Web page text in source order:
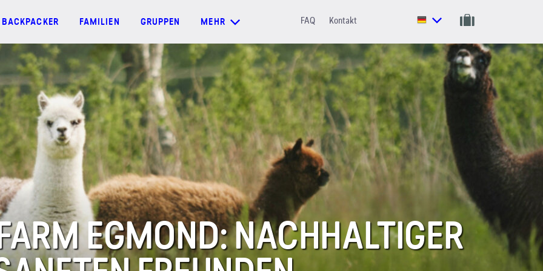
BACKPACKER FAMILIEN GRUPPEN MEHR FAQ Kontakt
EGMOND: NACHHALTIGER